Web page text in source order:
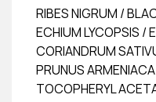
RIBES NIGRUM /
ECHIUM LYCOPSIS /
CORIANDRUM
PRUNUS
TOCOPHERYL